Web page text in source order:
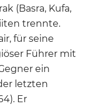
(Basra, Kufa,
trennte.
für seine
Führer mit
ein
letzten
Er